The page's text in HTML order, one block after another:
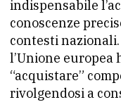
indispensabile
conoscenze
contesti
l’Unione europea
“acquistare”
rivolgendosi a